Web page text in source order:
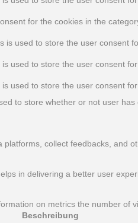
for the cookies in the
used to store the user consent
used to store the user consent
used to store the user consent
to store whether or not user
collect feedbacks, and
in delivering a better user
on metrics the number of
Beschreibung